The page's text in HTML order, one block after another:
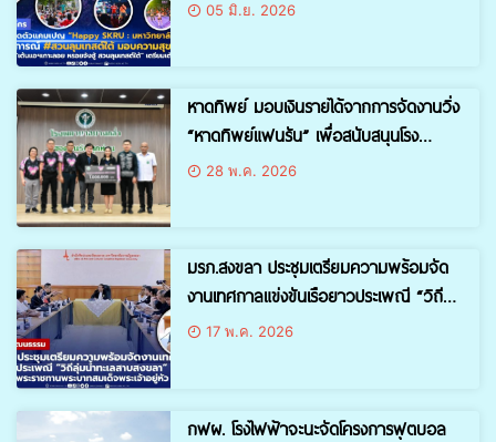
05 มิ.ย. 2026
หาดทิพย์ มอบเงินรายได้จากการจัดงานวิ่ง
“หาดทิพย์แฟนรัน” เพื่อสนับสนุนโรง
พยาบาลบางกล่ำใน การจัดซื้อครุภัณฑ์
28 พ.ค. 2026
มรภ.สงขลา ประชุมเตรียมความพร้อมจัด
งานเทศกาลแข่งขันเรือยาวประเพณี “วิถี
ลุ่มน้ำทะเลสาบสงขลา” ครั้งที่ 3ชิงถ้วย
17 พ.ค. 2026
กฟผ. โรงไฟฟ้าจะนะจัดโครงการฟุตบอล